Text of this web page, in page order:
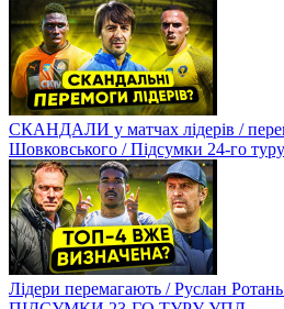
СКАНДАЛИ у матчах лідерів /
Шовковського / Підсумки 24-го
Лідери перемагають / Руслан